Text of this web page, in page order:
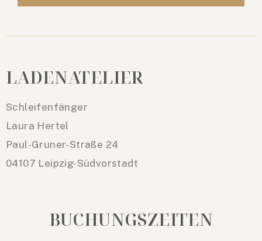
LADENATELIER
Schleifenfänger
Laura Hertel
Paul-Gruner-Straße 24
04107 Leipzig-Südvorstadt
BUCHUNGSZEITEN